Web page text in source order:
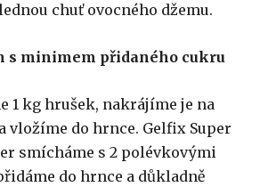
chuť ovocného džemu.
s minimem přidaného cukru
1 kg hrušek, nakrájíme je na
vložíme do hrnce. Gelfix Super
smícháme s 2 polévkovými
do hrnce a důkladně